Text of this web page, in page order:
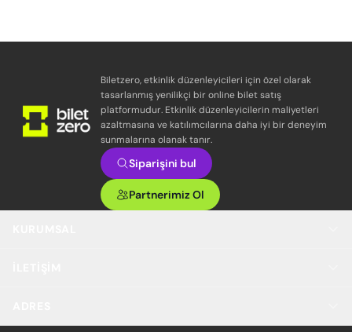
Biletzero, etkinlik düzenleyicileri için özel olarak
tasarlanmış yenilikçi bir online bilet satış
platformudur. Etkinlik düzenleyicilerin maliyetleri
azaltmasına ve katılımcılarına daha iyi bir deneyim
sunmalarına olanak tanır.
Siparişini bul
Partnerimiz Ol